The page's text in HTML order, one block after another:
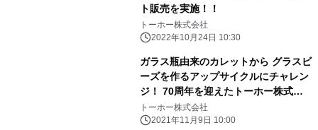
ト販売を実施！！
トーホー株式会社
2022年10月24日 10:30
ガラス瓶由来のカレットから グラスビ
ーズを作るアップサイクルにチャレン
ジ！ 70周年を迎えたトーホー株式会
社が製造に成功！
トーホー株式会社
2021年11月9日 10:00